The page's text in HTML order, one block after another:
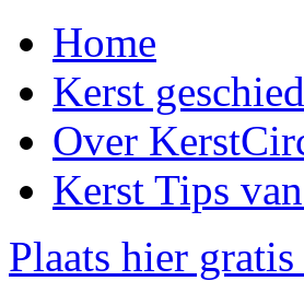
Home
Kerst
Over
Kerst Tips
Plaats hier